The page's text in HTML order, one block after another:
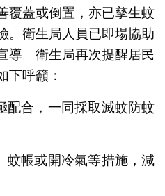
覆蓋或倒置，亦已孳生蚊
。衛生局人員已即場協助
導。衛生局再次提醒居民
下呼籲：
配合，一同採取滅蚊防蚊
蚊帳或開冷氣等措施，減